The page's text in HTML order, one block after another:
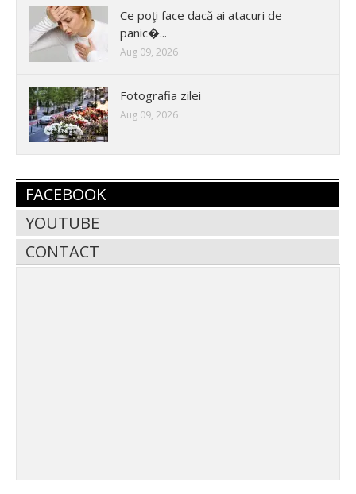
Ce poţi face dacă ai atacuri de
panic�...
Aug 09, 2026
Fotografia zilei
Aug 09, 2026
FACEBOOK
YOUTUBE
CONTACT